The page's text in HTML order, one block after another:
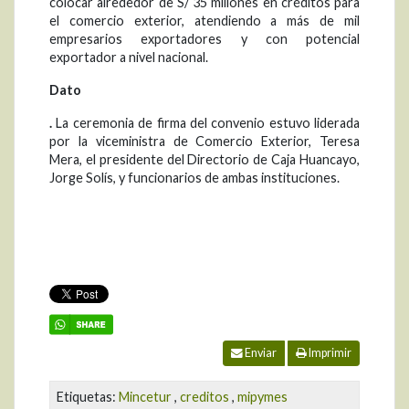
el comercio exterior, atendiendo a más de mil
empresarios exportadores y con potencial
exportador a nivel nacional.
Dato
. La ceremonia de firma del convenio estuvo liderada
por la viceministra de Comercio Exterior, Teresa
Mera, el presidente del Directorio de Caja Huancayo,
Jorge Solís, y funcionarios de ambas instituciones.
Enviar Imprimir
Etiquetas: Mincetur, creditos , mipymes